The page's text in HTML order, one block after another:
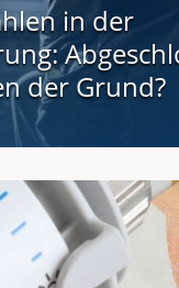
in der
der Grund?